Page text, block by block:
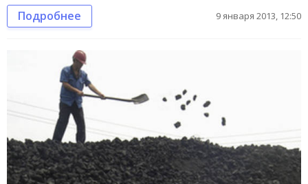
Подробнее 9 января 2013, 12:50